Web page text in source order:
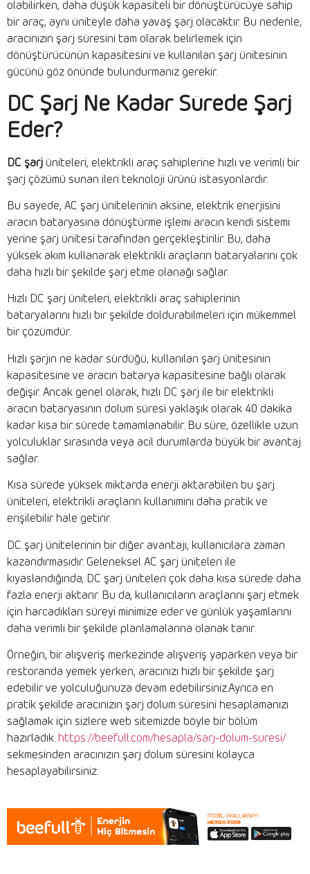
olabilirken, daha düşük kapasiteli bir dönüştürücüye sahip
bir araç, aynı üniteyle daha yavaş şarj olacaktır. Bu nedenle,
aracınızın şarj süresini tam olarak belirlemek için
dönüştürücünün kapasitesini ve kullanılan şarj ünitesinin
gücünü göz önünde bulundurmanız gerekir.
DC Şarj Ne Kadar Sürede Şarj
Eder?
DC şarj üniteleri, elektrikli araç sahiplerine hızlı ve verimli bir
şarj çözümü sunan ileri teknoloji ürünü istasyonlardır.
Bu sayede, AC şarj ünitelerinin aksine, elektrik enerjisini
aracın bataryasına dönüştürme işlemi aracın kendi sistemi
yerine şarj ünitesi tarafından gerçekleştirilir. Bu, daha
yüksek akım kullanarak elektrikli araçların bataryalarını çok
daha hızlı bir şekilde şarj etme olanağı sağlar.
Hızlı DC şarj üniteleri, elektrikli araç sahiplerinin
bataryalarını hızlı bir şekilde doldurabilmeleri için mükemmel
bir çözümdür.
Hızlı şarjın ne kadar sürdüğü, kullanılan şarj ünitesinin
kapasitesine ve aracın batarya kapasitesine bağlı olarak
değişir. Ancak genel olarak, hızlı DC şarj ile bir elektrikli
aracın bataryasının dolum süresi yaklaşık olarak 40 dakika
kadar kısa bir sürede tamamlanabilir. Bu süre, özellikle uzun
yolculuklar sırasında veya acil durumlarda büyük bir avantaj
sağlar.
Kısa sürede yüksek miktarda enerji aktarabilen bu şarj
üniteleri, elektrikli araçların kullanımını daha pratik ve
erişilebilir hale getirir.
DC şarj ünitelerinin bir diğer avantajı, kullanıcılara zaman
kazandırmasıdır. Geleneksel AC şarj üniteleri ile
kıyaslandığında, DC şarj üniteleri çok daha kısa sürede daha
fazla enerji aktarır. Bu da, kullanıcıların araçlarını şarj etmek
için harcadıkları süreyi minimize eder ve günlük yaşamlarını
daha verimli bir şekilde planlamalarına olanak tanır.
Örneğin, bir alışveriş merkezinde alışveriş yaparken veya bir
restoranda yemek yerken, aracınızı hızlı bir şekilde şarj
edebilir ve yolculuğunuza devam edebilirsiniz.Ayrıca en
pratik şekilde aracınızın şarj dolum süresini hesaplamanızı
sağlamak için sizlere web sitemizde böyle bir bölüm
hazırladık. https://beefull.com/hesapla/sarj-dolum-suresi/
sekmesinden aracınızın şarj dolum süresini kolayca
hesaplayabilirsiniz.